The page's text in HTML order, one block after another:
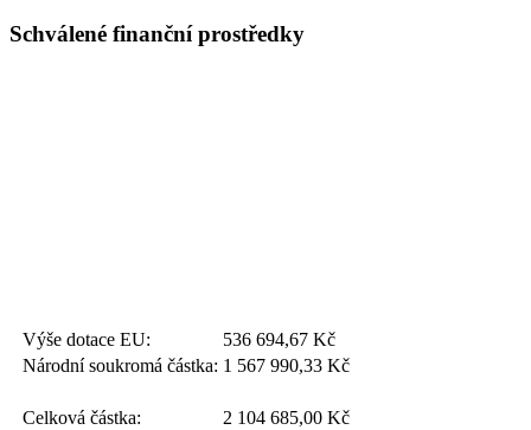
Schválené finanční prostředky
Výše dotace EU: 536 694,67 Kč
Národní soukromá částka: 1 567 990,33 Kč
Celková částka: 2 104 685,00 Kč